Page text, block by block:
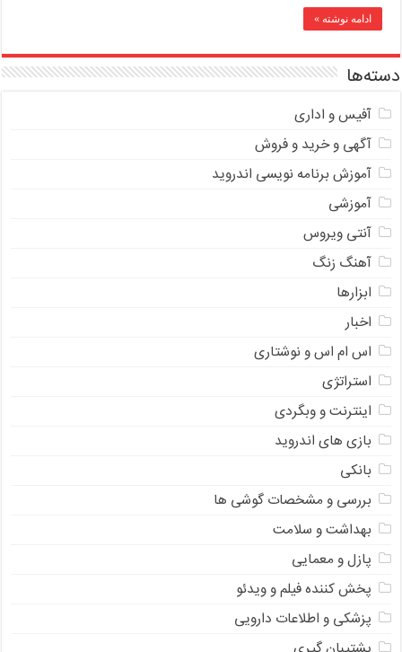
ادامه نوشته »
دسته‌ها
آفیس و اداری
آگهی و خرید و فروش
آموزش برنامه نویسی اندروید
آموزشی
آنتی ویروس
آهنگ زنگ
ابزارها
اخبار
اس ام اس و نوشتاری
استراتژی
اینترنت و وبگردی
بازی های اندروید
بانکی
بررسی و مشخصات گوشی ها
بهداشت و سلامت
پازل و معمایی
پخش کننده فیلم و ویدئو
پزشکی و اطلاعات دارویی